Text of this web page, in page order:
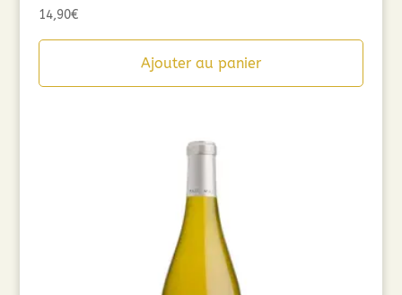
14,90€
Ajouter au panier